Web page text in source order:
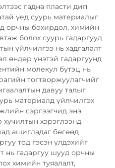
гадна пласти дип
үед суурь материалыг
орчны бохирдол, химийн
болох суурь гадаргууд
үйлчилгээ нь хадгалалт
өндөр үнэтэй гадаргуунд
молекул бүтэц нь
тогтворжуулагчийг
давуу талыг
материалд үйлчилгэх
сэргээгчид энэ
хучилтын хэрэглээнд
ашигладаг бөгөөд
тод гэсэн үлдэхийг
нь гадаргуу шууд орчны
химийн туяалалт,